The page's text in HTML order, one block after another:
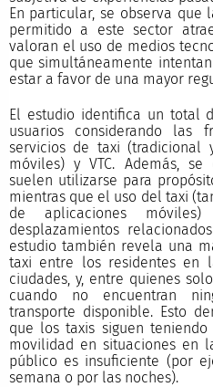
En particular, se observa que
permitido a este sector
valoran el uso de medios
que simultáneamente
estar a favor de una mayor
El estudio identifica un total
usuarios considerando las
servicios de taxi (tradicional
móviles) y VTC. Además,
suelen utilizarse para
mientras que el uso del taxi
de aplicaciones
desplazamientos
estudio también revela una
taxi entre los residentes en
ciudades, y, entre quienes
cuando no encuentran
transporte disponible. Esto
que los taxis siguen
movilidad en situaciones en
público es insuficiente (por
semana o por las noches).